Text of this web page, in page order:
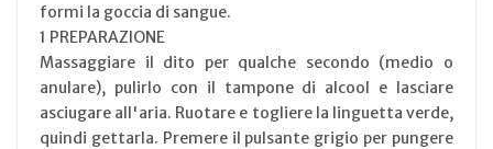
formi la goccia di sangue.
1 PREPARAZIONE
Massaggiare il dito per qualche secondo (medio o
anulare), pulirlo con il tampone di alcool e lasciare
asciugare all'aria. Ruotare e togliere la linguetta verde,
quindi gettarla. Premere il pulsante grigio per pungere